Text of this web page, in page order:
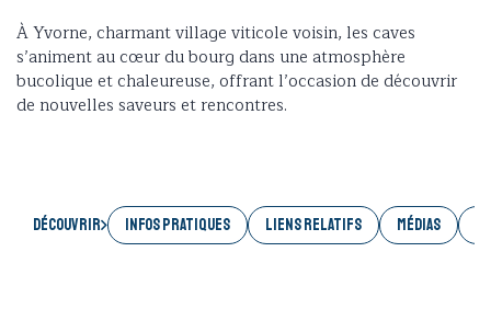
À Yvorne, charmant village viticole voisin, les caves
s’animent au cœur du bourg dans une atmosphère
bucolique et chaleureuse, offrant l’occasion de découvrir
de nouvelles saveurs et rencontres.
Découvrir INFOS PRATIQUES LIENS RELATIFS MÉDIAS